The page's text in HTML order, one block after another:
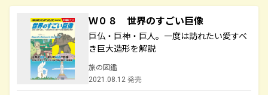
Ｗ０８ 世界のすごい巨像
巨仏・巨神・巨人。一度は訪れたい愛すべ
き巨大造形を解説
旅の図鑑
2021.08.12 発売